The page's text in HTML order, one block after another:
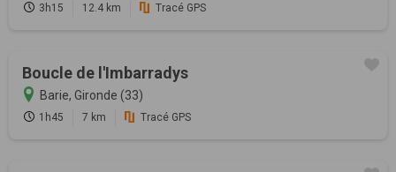
3h15 12.4 km Tracé GPS
Boucle de l'Imbarradys
Barie, Gironde (33)
1h45 7 km Tracé GPS